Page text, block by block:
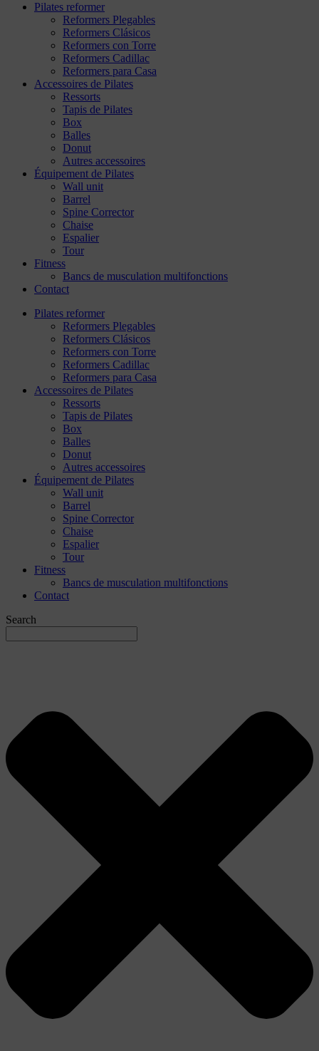
Pilates reformer
Reformers Plegables
Reformers Clásicos
Reformers con Torre
Reformers Cadillac
Reformers para Casa
Accessoires de Pilates
Ressorts
Tapis de Pilates
Box
Balles
Donut
Autres accessoires
Équipement de Pilates
Wall unit
Barrel
Spine Corrector
Chaise
Espalier
Tour
Fitness
Bancs de musculation multifonctions
Contact
Pilates reformer
Reformers Plegables
Reformers Clásicos
Reformers con Torre
Reformers Cadillac
Reformers para Casa
Accessoires de Pilates
Ressorts
Tapis de Pilates
Box
Balles
Donut
Autres accessoires
Équipement de Pilates
Wall unit
Barrel
Spine Corrector
Chaise
Espalier
Tour
Fitness
Bancs de musculation multifonctions
Contact
Search